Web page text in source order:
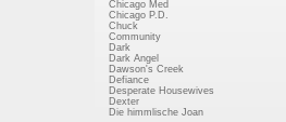
Chicago Med
Chicago P.D.
Chuck
Community
Dark
Dark Angel
Dawson's Creek
Defiance
Desperate Housewives
Dexter
Die himmlische Joan